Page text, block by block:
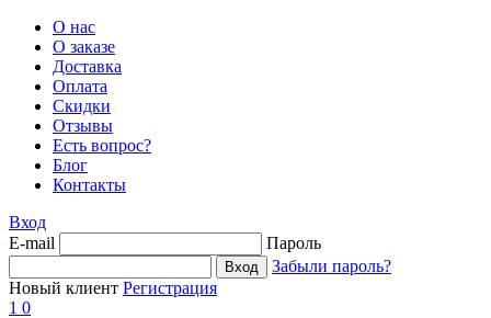
О нас
О заказе
Доставка
Оплата
Скидки
Отзывы
Есть вопрос?
Блог
Контакты
Вход
E-mail
Пароль
Забыли пароль?
Новый клиент Регистрация
1 0